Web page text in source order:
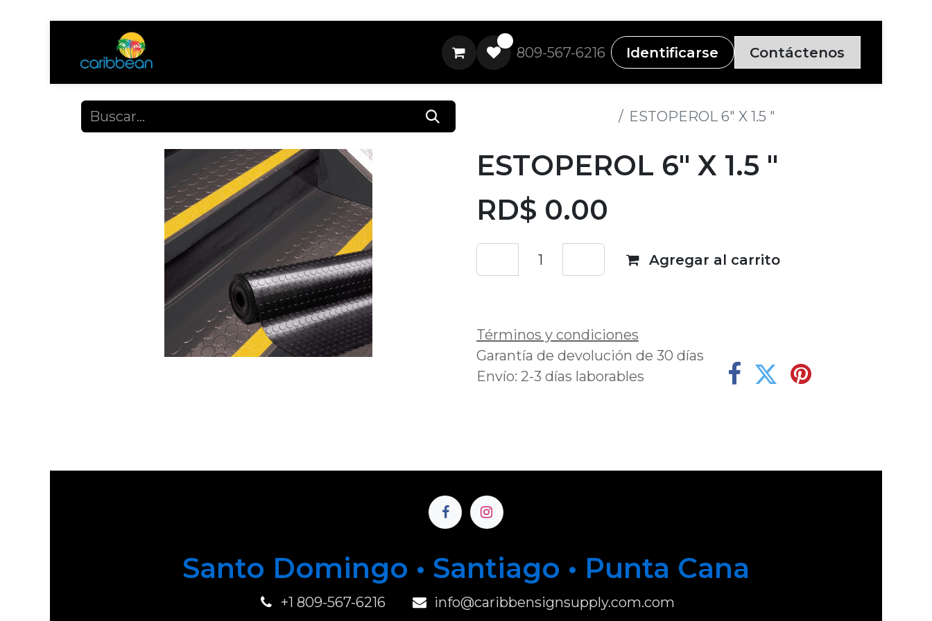
809-567-6216 Identificarse Contáctenos
ESTOPEROL 6" X 1.5 "
ESTOPEROL 6" X 1.5 "
RD$ 0.00
Agregar al carrito
Términos y condiciones
Garantía de devolución de 30 días
Envío: 2-3 días laborables
Santo Domingo • Santiago • Punta Cana
+1 809-567-6216 info@caribbensignsupply.com.com